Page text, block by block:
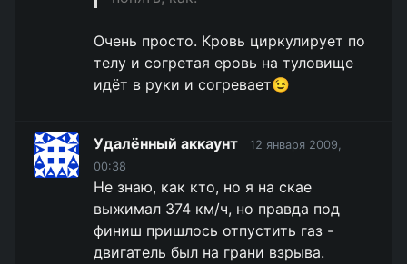
Очень просто. Кровь циркулирует по
телу и согретая еровь на туловище
идёт в руки и согревает😉
Удалённый аккаунт
12 января 2009,
00:38
Не знаю, как кто, но я на скае
выжимал 374 км/ч, но правда под
финиш пришлось отпустить газ -
двигатель был на грани взрыва.